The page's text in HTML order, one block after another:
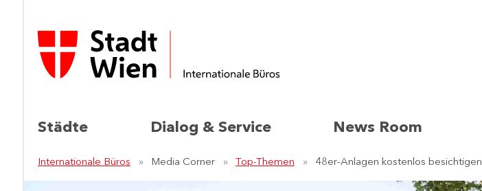
Städte Dialog & Service News Room
Internationale Büros Media Corner Top-Themen 48er-Anlagen kostenlos besichtigen